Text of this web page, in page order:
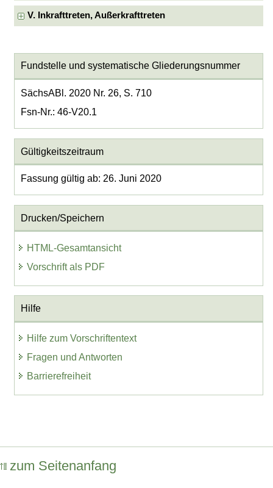
V. Inkrafttreten, Außerkrafttreten
Fundstelle und systematische Gliederungsnummer
SächsABl. 2020 Nr. 26, S. 710
Fsn-Nr.: 46-V20.1
Gültigkeitszeitraum
Fassung gültig ab: 26. Juni 2020
Drucken/Speichern
HTML-Gesamtansicht
Vorschrift als PDF
Hilfe
Hilfe zum Vorschriftentext
Fragen und Antworten
Barrierefreiheit
zum Seitenanfang